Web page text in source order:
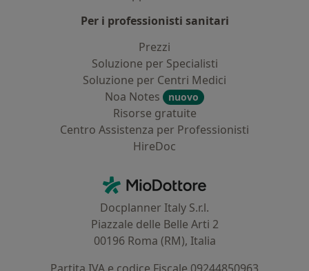
Per i professionisti sanitari
Prezzi
Soluzione per Specialisti
Soluzione per Centri Medici
Noa Notes
nuovo
Risorse gratuite
Centro Assistenza per Professionisti
HireDoc
MioDottore - Homepage
Docplanner Italy S.r.l.
Piazzale delle Belle Arti 2
00196 Roma (RM), Italia